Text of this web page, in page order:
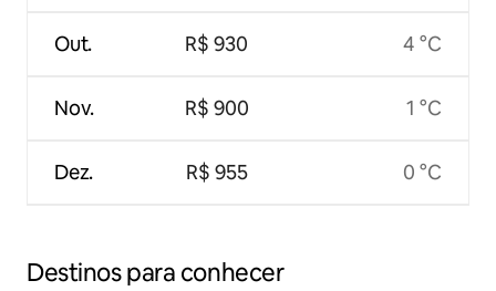
Out.
Nov.
Dez.
R$ 930
R$ 900
R$ 955
4 °C
1 °C
0 °C
Destinos para conhecer